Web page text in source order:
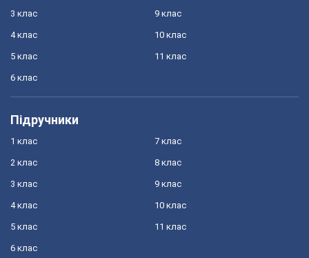
3 клас
4 клас
5 клас
6 клас
9 клас
10 клас
11 клас
Підручники
1 клас
2 клас
3 клас
4 клас
5 клас
6 клас
7 клас
8 клас
9 клас
10 клас
11 клас